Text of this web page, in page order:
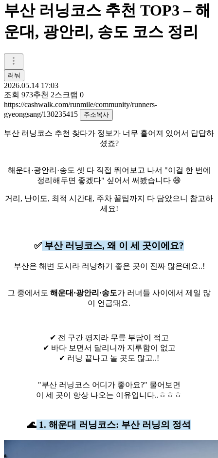
부산 러닝코스 추천 TOP3 – 해
운대, 광안리, 송도 코스 정리
러눠
2026.05.14 17:03
조회 973추천 2스크랩 0
https://cashwalk.com/runmile/community/runners-
gyeongsang/130235415
주소복사
부산 러닝코스 추천 찾다가 정보가 너무 흩어져 있어서 답답하
셨죠?
해운대·광안리·송도 셋 다 직접 뛰어보고 나서 "이걸 한 번에
정리해두면 좋겠다" 싶어서 써봤습니다 😄
거리, 난이도, 최적 시간대, 주차 꿀팁까지 다 담았으니 참고하
세요!
✅ 부산 러닝코스, 왜 이 세 곳이에요?
부산은 해변 도시라 러닝하기 좋은 곳이 진짜 많은데요..!
그 중에서도 해운대·광안리·송도가 러너들 사이에서 제일 많
이 언급돼요.
✔ 전 구간 평지라 무릎 부담이 적고
✔ 바다 보면서 달리니까 지루함이 없고
✔ 러닝 끝나고 놀 곳도 많고..!
"부산 러닝코스 어디가 좋아요?" 물어보면
이 세 곳이 항상 나오는 이유입니다..ㅎㅎㅎ
🌊 1. 해운대 러닝코스: 부산 러닝의 정석